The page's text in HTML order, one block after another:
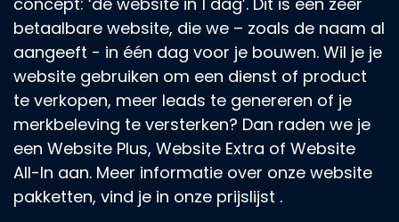
betaalbare website, die we – zoals de naam al
aangeeft - in één dag voor je bouwen. Wil je je
website gebruiken om een dienst of product
te verkopen, meer leads te genereren of je
merkbeleving te versterken? Dan raden we je
een Website Plus, Website Extra of Website
All-In aan. Meer informatie over onze website
pakketten, vind je in onze prijslijst .